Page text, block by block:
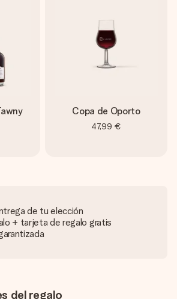
Copa de Oporto
47,99 €
de tu elección
+ tarjeta de regalo gratis
del regalo